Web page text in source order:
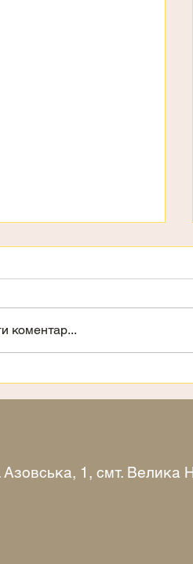
коментар...
Азовська, 1, смт. Велика